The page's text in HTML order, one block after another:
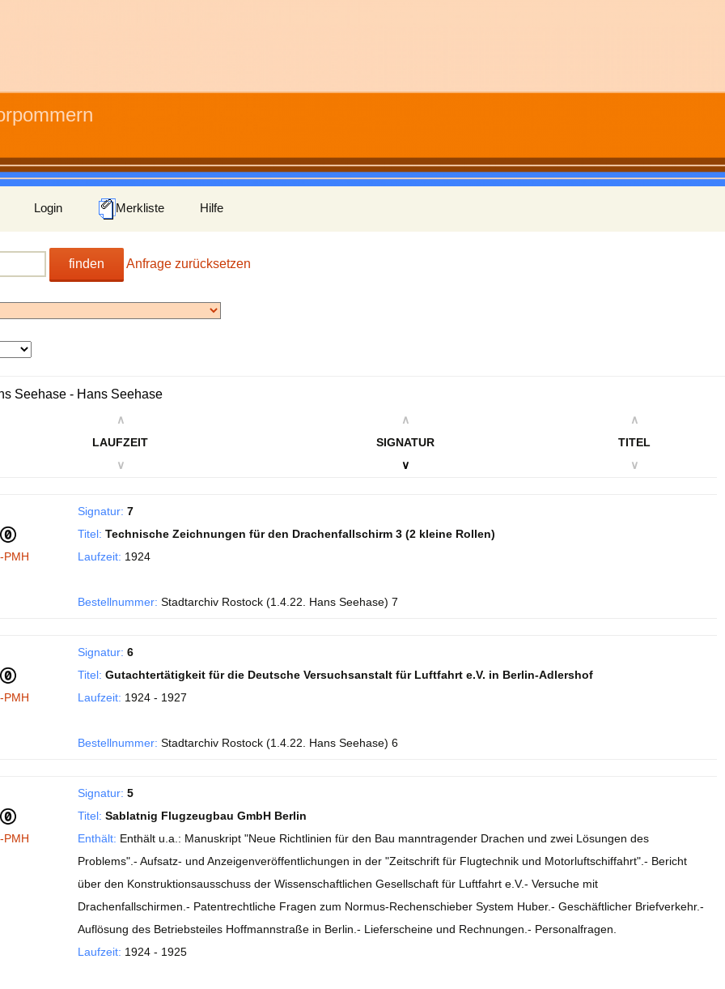
Login Merkliste Hilfe
finden Anfrage zurücksetzen
Seehase - Hans Seehase
∧
LAUFZEIT
∨
∧
SIGNATUR
∨
∧
TITEL
∨
PMH
Signatur: 7
Titel: Technische Zeichnungen für den Drachenfallschirm 3 (2 kleine Rollen)
Laufzeit: 1924
Bestellnummer: Stadtarchiv Rostock (1.4.22. Hans Seehase) 7
PMH
Signatur: 6
Titel: Gutachtertätigkeit für die Deutsche Versuchsanstalt für Luftfahrt e.V. in Berlin-Adlershof
Laufzeit: 1924 - 1927
Bestellnummer: Stadtarchiv Rostock (1.4.22. Hans Seehase) 6
PMH
Signatur: 5
Titel: Sablatnig Flugzeugbau GmbH Berlin
Enthält: Enthält u.a.: Manuskript "Neue Richtlinien für den Bau manntragender Drachen und zwei Lösungen des
Problems".- Aufsatz- und Anzeigenveröffentlichungen in der "Zeitschrift für Flugtechnik und Motorluftschiffahrt".- Bericht
über den Konstruktionsausschuss der Wissenschaftlichen Gesellschaft für Luftfahrt e.V.- Versuche mit
Drachenfallschirmen.- Patentrechtliche Fragen zum Normus-Rechenschieber System Huber.- Geschäftlicher Briefverkehr.-
Auflösung des Betriebsteiles Hoffmannstraße in Berlin.- Lieferscheine und Rechnungen.- Personalfragen.
Laufzeit: 1924 - 1925